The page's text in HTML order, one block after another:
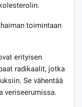
toimintaan
erityisen
radikaalit, jotka
Se vähentää
veriseerumissa.